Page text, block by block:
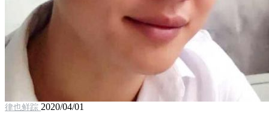
律也鲜踪 2020/04/01